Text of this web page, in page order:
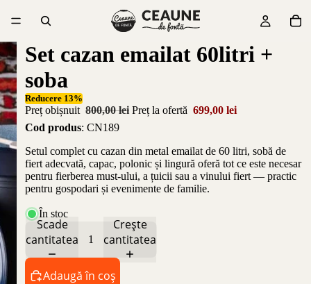
Set cazan emailat 60litri +
soba
Reducere 13%
Preț obișnuit 800,00 lei Preț la ofertă 699,00 lei
Cod produs: CN189
Setul complet cu cazan din metal emailat de 60 litri, sobă de
fiert adecvată, capac, polonic și lingură oferă tot ce este necesar
pentru fierberea must-ului, a țuicii sau a vinului fiert — practic
pentru gospodari și evenimente de familie.
În stoc
Scade
cantitatea
Crește
cantitatea
Adaugă în coș